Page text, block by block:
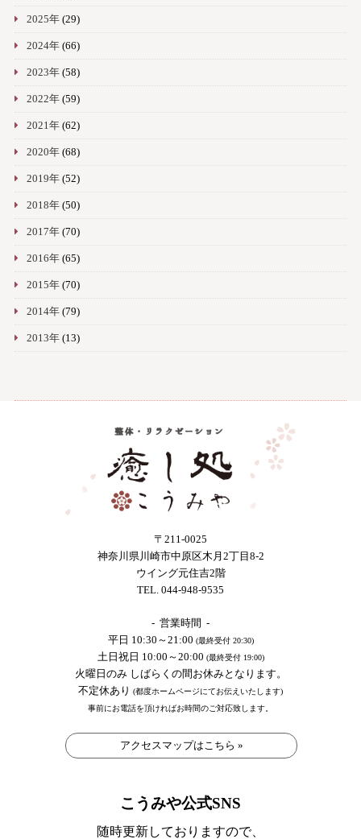
2025年(29)
2024年(66)
2023年(58)
2022年(59)
2021年(62)
2020年(68)
2019年(52)
2018年(50)
2017年(70)
2016年(65)
2015年(70)
2014年(79)
2013年(13)
〒211-0025
神奈川県川崎市中原区木月2丁目8-2
ウイング元住吉2階
TEL. 044-948-9535
- 営業時間 -
平日 10:30～21:00 (最終受付 20:30)
土日祝日 10:00～20:00 (最終受付 19:00)
火曜日のみ しばらくの間お休みとなります。
不定休あり (都度ホームページにてお伝えいたします)
事前にお電話を頂ければお時間のご対応致します。
アクセスマップはこちら »
こうみや公式SNS
随時更新しておりますので、